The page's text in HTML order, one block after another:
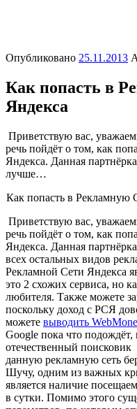
Опубликовано 25.11.2013
Как попасть в
Яндекса
Приветствую вас,
речь пойдёт о том, как
Яндекса. Данная
лучше…
Как попасть в Рекламную
Приветствую вас,
речь пойдёт о том, как
Яндекса. Данная
всех остальных видов
Рекламной Сети Яндекса
это 2 схожих сервиса, но
любителя. Также можете
поскольку доход с РСЯ
можете выводить
Google пока что
отечественный поисковик
данную рекламную сеть
Шучу, одним из важных
является наличие
в сутки. Помимо этого